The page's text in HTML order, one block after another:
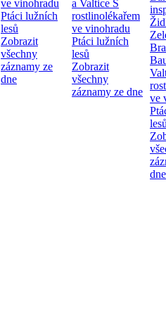
ve vinohradu
Ptáci lužních
lesů
Zobrazit
všechny
záznamy ze
dne
a Valtice S
rostlinolékařem
ve vinohradu
Ptáci lužních
lesů
Zobrazit
všechny
záznamy ze dne
ve
dne